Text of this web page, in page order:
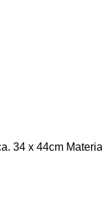
34 x 44cm